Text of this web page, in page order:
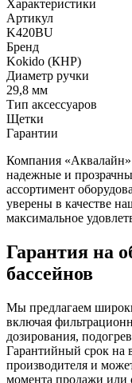
Характеристики
Артикул
K420BU
Бренд
Kokido (КНР)
Диаметр ручки
29,8 мм
Тип аксессуаров
Щетки
Гарантии
Компания «Аквалайн»
надежные и
ассортимент
уверены в качестве
максимальное
Гарантия на
бассейнов
Мы предлагаем
включая
дозирования,
Гарантийный срок на
производителя и
момента продажи или